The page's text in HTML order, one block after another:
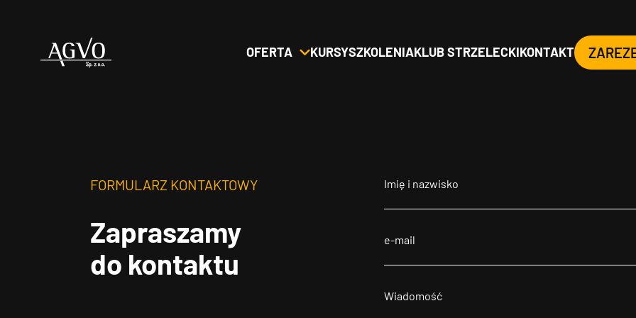
Header
OFERTA KURSYSZKOLENIAKLUB STRZELECKIKONTAKT
FORMULARZ KONTAKTOWY
Zapraszamy
do kontaktu